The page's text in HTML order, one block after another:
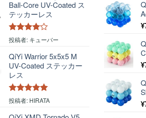
Ball-Core UV-Coated ス
テッカーレス
5段階中 4
投稿者: キューバー
QiYi Warrior 5x5x5 M
UV-Coated ステッカー
レス
5段階中5の
投稿者: HIRATA
¥
¥
¥